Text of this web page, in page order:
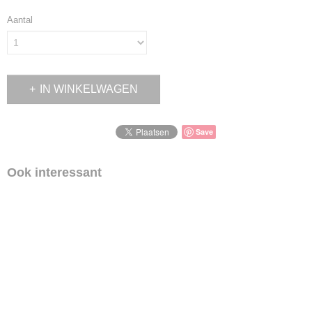
Aantal
IN WINKELWAGEN
Save
Ook interessant